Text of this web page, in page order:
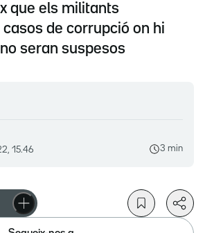
que els militants
de corrupció on hi
seran suspesos
15.46 3 min